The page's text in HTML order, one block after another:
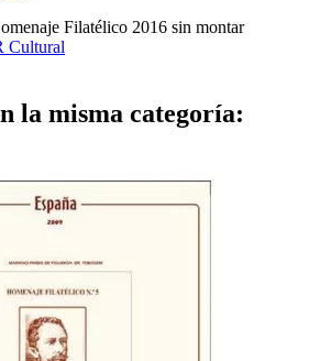
Filatélico 2016 sin montar
Cultural
la misma categoría: